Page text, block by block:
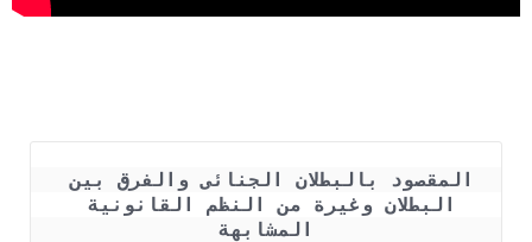
المقصود بالبطلان الجنائى والفرق بين
المشابهة